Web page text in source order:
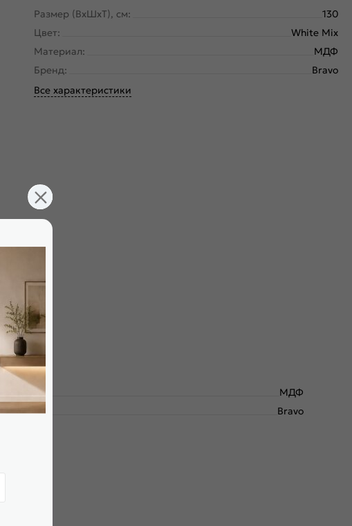
Размер (ВхШхТ), см:
130
Цвет:
White Mix
Материал:
МДФ
Бренд:
Bravo
Все характеристики
МДФ
Bravo